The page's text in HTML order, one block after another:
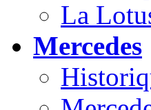
La
Mercedes